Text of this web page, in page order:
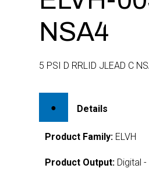
NSA4
5 PSI D RRLID JLEAD C
Details
Product Family: ELVH
Product Output: Digital -